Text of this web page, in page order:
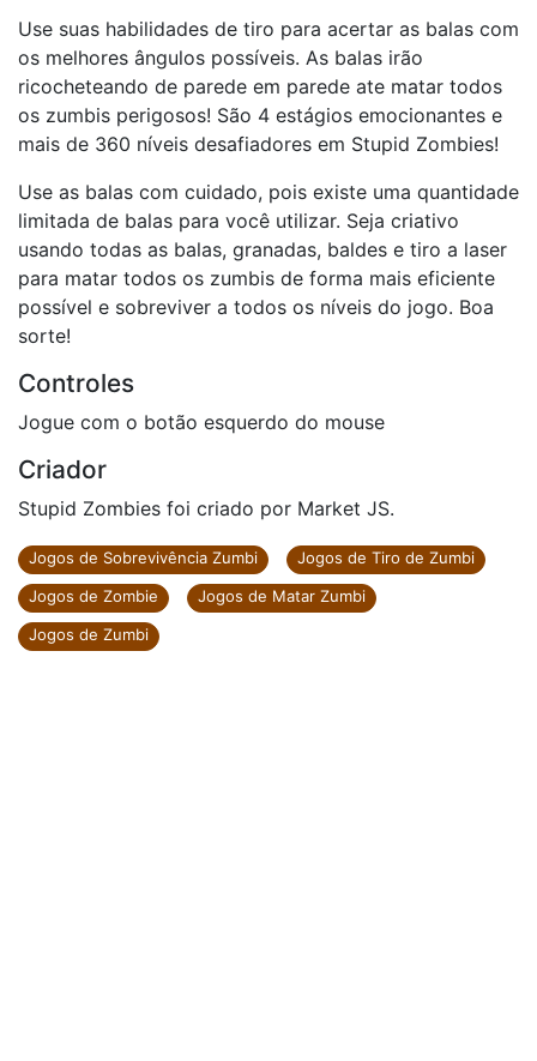
Use suas habilidades de tiro para acertar as balas com
os melhores ângulos possíveis. As balas irão
ricocheteando de parede em parede ate matar todos
os zumbis perigosos! São 4 estágios emocionantes e
mais de 360 níveis desafiadores em Stupid Zombies!
Use as balas com cuidado, pois existe uma quantidade
limitada de balas para você utilizar. Seja criativo
usando todas as balas, granadas, baldes e tiro a laser
para matar todos os zumbis de forma mais eficiente
possível e sobreviver a todos os níveis do jogo. Boa
sorte!
Controles
Jogue com o botão esquerdo do mouse
Criador
Stupid Zombies foi criado por Market JS.
Jogos de Sobrevivência Zumbi
Jogos de Tiro de Zumbi
Jogos de Zombie
Jogos de Matar Zumbi
Jogos de Zumbi